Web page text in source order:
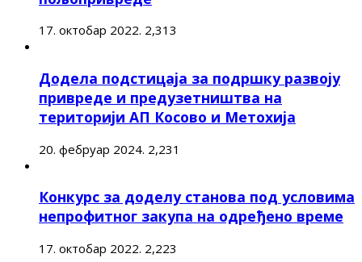
17. октобар 2022. 2,313
Додела подстицаја за подршку развоју
привреде и предузетништва на
територији АП Косово и Метохија
20. фебруар 2024. 2,231
Конкурс за доделу станова под условима
непрофитног закупа на одређено време
17. октобар 2022. 2,223